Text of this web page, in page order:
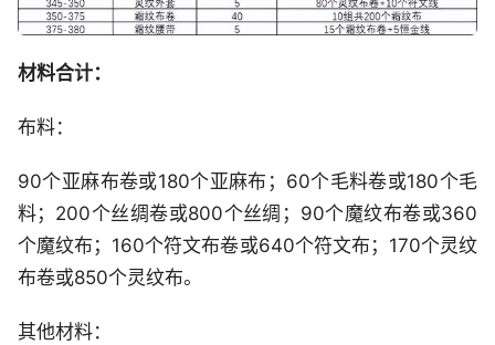
材料合计：
布料：
90个亚麻布卷或180个亚麻布；60个毛料卷或180个毛
料；200个丝绸卷或800个丝绸；90个魔纹布卷或360
个魔纹布；160个符文布卷或640个符文布；170个灵纹
布卷或850个灵纹布。
其他材料：